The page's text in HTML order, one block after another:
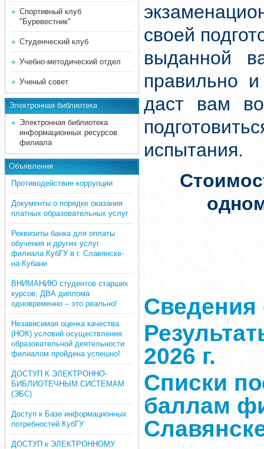
Спортивный клуб
"Буревестник"
Студенческий клуб
Учебно-методический отдел
Ученый совет
Электронная библиотека
Электронная библиотека
информационных ресурсов
филиала
Объявления
Противодействие коррупции
Документы о порядке оказания
платных образовательных услуг
Реквизиты банка для оплаты
обучения и других услуг
филиала КубГУ в г. Славянске-
на-Кубани
ВНИМАНИЮ студентов старших
курсов: ДВА диплома
одновременно – это реально!
Независимая оценка качества
(НОК) условий осуществления
образовательной деятельности
филиалом пройдена успешно!
ДОСТУП К ЭЛЕКТРОННО-
БИБЛИОТЕЧНЫМ СИСТЕМАМ
(ЭБС)
Доступ к Базе информационных
потребностей КубГУ
ДОСТУП к ЭЛЕКТРОННОМУ
своей
выданной
правильно
даст вам
испытания.
Сведения
2026 г.
Списки
баллам